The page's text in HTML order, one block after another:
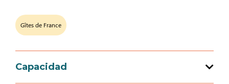
Gîtes de France
Capacidad